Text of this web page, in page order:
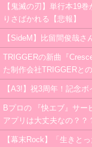
【鬼滅の刃】単行本19
りさばかれる【悲報】
【SideM】比留間俊哉さ
TRIGGERの新曲『
た制作会社TRIGGERと
【A3!】祝3周年！記念
Bプロの 『快エブ』サー
アプリは大丈夫なの？？
【幕末Rock】「生きと